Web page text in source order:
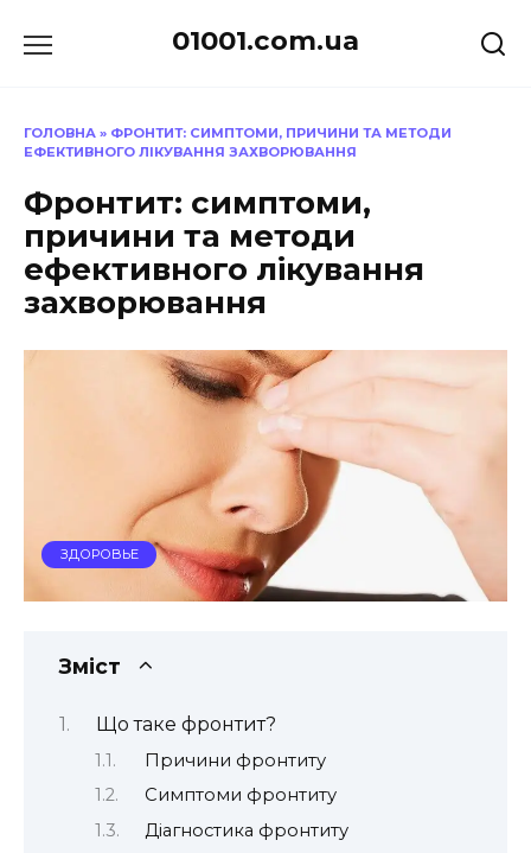
до
01001.com.ua
ГОЛОВНА » ФРОНТИТ: СИМПТОМИ, ПРИЧИНИ ТА МЕТОДИ
ЕФЕКТИВНОГО ЛІКУВАННЯ ЗАХВОРЮВАННЯ
Фронтит: симптоми,
причини та методи
ефективного лікування
захворювання
ЗДОРОВЬЕ
Зміст
Що таке фронтит?
Причини фронтиту
Симптоми фронтиту
Діагностика фронтиту